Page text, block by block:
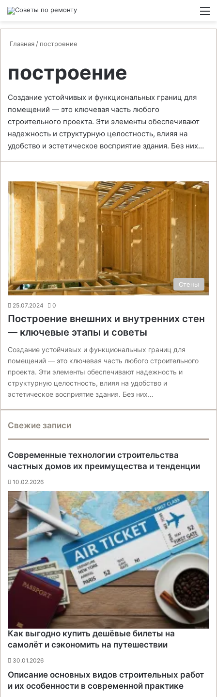
Главная / построение
построение
Создание устойчивых и функциональных границ для
помещений — это ключевая часть любого
строительного проекта. Эти элементы обеспечивают
надежность и структурную целостность, влияя на
удобство и эстетическое восприятие здания. Без них…
Стены
25.07.2024 0
Построение внешних и внутренних стен
— ключевые этапы и советы
Создание устойчивых и функциональных границ для
помещений — это ключевая часть любого строительного
проекта. Эти элементы обеспечивают надежность и
структурную целостность, влияя на удобство и
эстетическое восприятие здания. Без них…
Свежие записи
Современные технологии строительства
частных домов их преимущества и тенденции
10.02.2026
Как выгодно купить дешёвые билеты на
самолёт и сэкономить на путешествии
30.01.2026
Описание основных видов строительных работ
и их особенности в современной практике